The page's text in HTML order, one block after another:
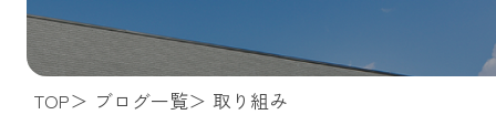
TOP ブログ一覧 取り組み